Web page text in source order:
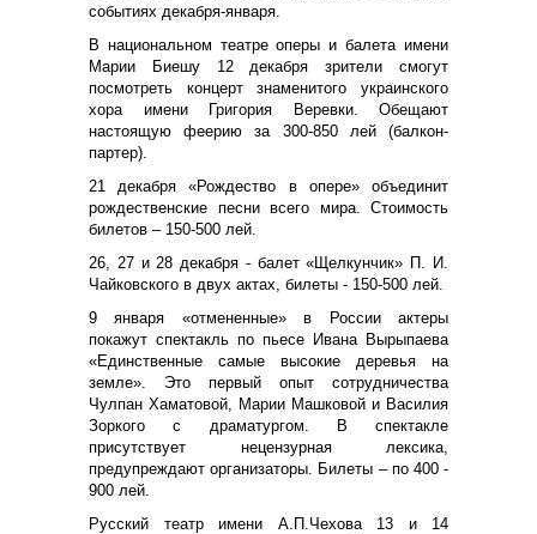
событиях декабря-января.
В национальном театре оперы и балета имени
Марии Биешу 12 декабря зрители смогут
посмотреть концерт знаменитого украинского
хора имени Григория Веревки. Обещают
настоящую феерию за 300-850 лей (балкон-
партер).
21 декабря «Рождество в опере» объединит
рождественские песни всего мира. Стоимость
билетов – 150-500 лей.
26, 27 и 28 декабря - балет «Щелкунчик» П. И.
Чайковского в двух актах, билеты - 150-500 лей.
9 января «отмененные» в России актеры
покажут спектакль по пьесе Ивана Вырыпаева
«Единственные самые высокие деревья на
земле». Это первый опыт сотрудничества
Чулпан Хаматовой, Марии Машковой и Василия
Зоркого с драматургом. В спектакле
присутствует нецензурная лексика,
предупреждают организаторы. Билеты – по 400 -
900 лей.
Русский театр имени А.П.Чехова 13 и 14